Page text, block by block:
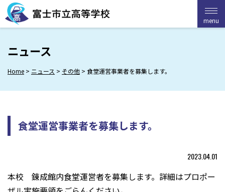
Skip
to
content
ニュース
Home > ニュース > その他 > 食堂運営事業者を募集します。
食堂運営事業者を募集します。
2023.04.01
本校 錬成館内食堂運営者を募集します。詳細はプロポー
menu
menu